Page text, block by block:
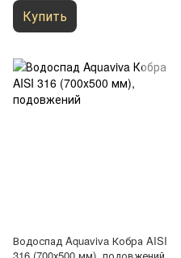
Купить
Водоспад Aquaviva Кобра AISI